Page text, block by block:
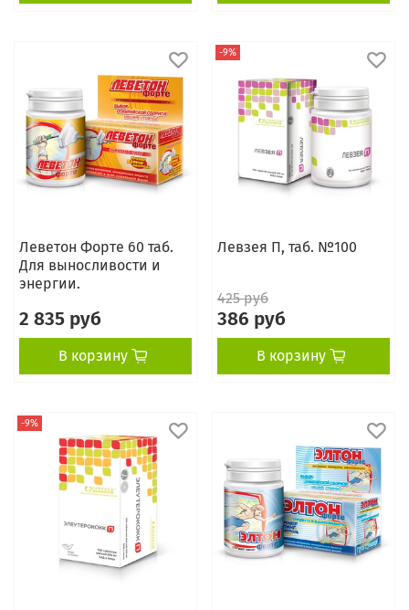
Леветон Форте 60 таб.
Для выносливости и
энергии.
2 835 руб
В корзину
-9%
Левзея П, таб. №100
425 руб
386 руб
В корзину
-9%